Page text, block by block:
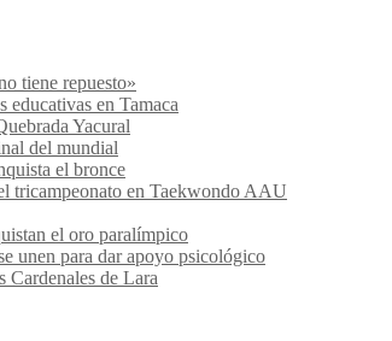
tiene repuesto»
educativas en Tamaca
Yacural
del mundial
el bronce
tricampeonato en Taekwondo AAU
el oro paralímpico
unen para dar apoyo psicológico
Cardenales de Lara